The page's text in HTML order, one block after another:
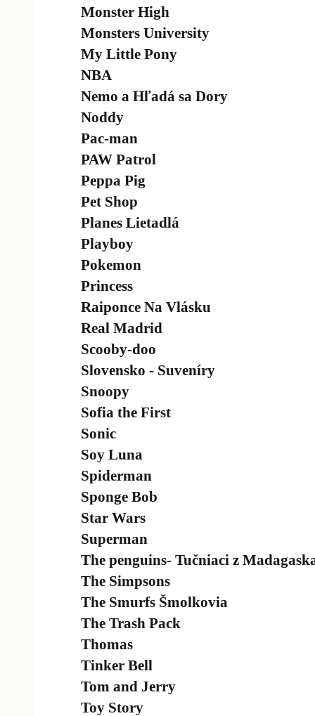
Monster High
Monsters University
My Little Pony
NBA
Nemo a Hľadá sa Dory
Noddy
Pac-man
PAW Patrol
Peppa Pig
Pet Shop
Planes Lietadlá
Playboy
Pokemon
Princess
Raiponce Na Vlásku
Real Madrid
Scooby-doo
Slovensko - Suveníry
Snoopy
Sofia the First
Sonic
Soy Luna
Spiderman
Sponge Bob
Star Wars
Superman
The penguins- Tučniaci z
The Simpsons
The Smurfs Šmolkovia
The Trash Pack
Thomas
Tinker Bell
Tom and Jerry
Toy Story